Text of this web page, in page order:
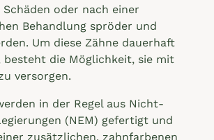
oder nach einer
Behandlung spröder und
Um diese Zähne dauerhaft
besteht die Möglichkeit, sie mit
versorgen.
in der Regel aus Nicht-
(NEM) gefertigt und
zusätzlichen, zahnfarbenen